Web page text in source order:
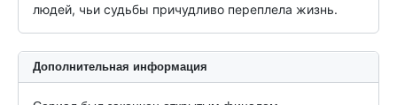
людей, чьи судьбы причудливо переплела жизнь.
Дополнительная информация